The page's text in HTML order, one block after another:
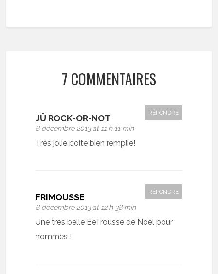
7 COMMENTAIRES
JÛ ROCK-OR-NOT
8 décembre 2013 at 11 h 11 min
RÉPONDRE
Très jolie boite bien remplie!
FRIMOUSSE
8 décembre 2013 at 12 h 38 min
RÉPONDRE
Une très belle BeTrousse de Noël pour
hommes !